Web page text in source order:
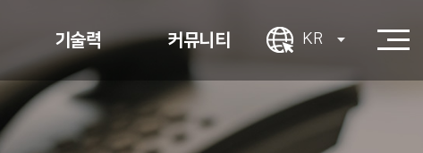
기술력 커뮤니티
견적 문의
KR